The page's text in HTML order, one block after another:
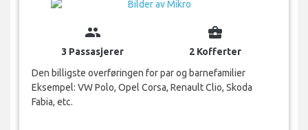
group
3 Passasjerer
business_center
2 Kofferter
Den billigste overføringen for par og barnefamilier
Eksempel: VW Polo, Opel Corsa, Renault Clio, Skoda
Fabia, etc.